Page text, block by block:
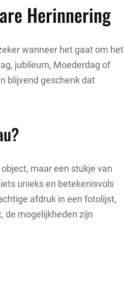
Herinnering
wanneer het gaat om het
jubileum, Moederdag of
blijvend geschenk dat
maar een stukje van
unieks en betekenisvols
afdruk in een fotolijst,
de mogelijkheden zijn